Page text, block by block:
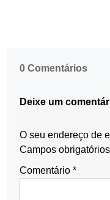
0 Comentários
Deixe um
O seu endereço de
Campos
Comentário *